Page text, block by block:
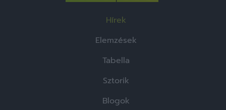
Hírek
Elemzések
Tabella
Sztorik
Blogok